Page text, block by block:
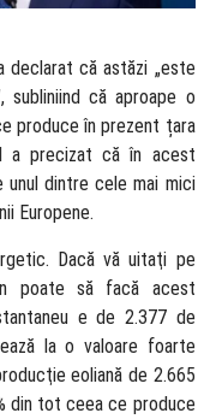
declarat că astăzi „este
subliniind că aproape o
produce în prezent țara
a precizat că în acest
unul dintre cele mai mici
Europene.
Dacă vă uitaţi pe
poate să facă acest
e de 2.377 de
la o valoare foarte
eoliană de 2.665
din tot ceea ce produce